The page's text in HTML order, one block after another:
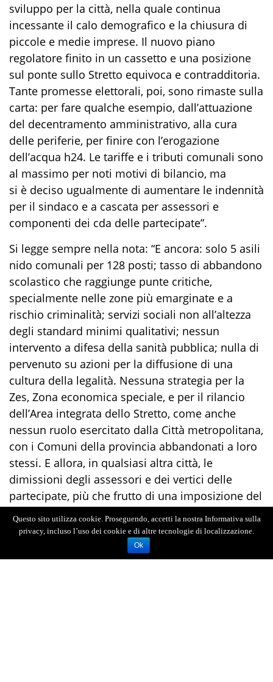
sviluppo per la città, nella quale continua
incessante il calo demografico e la chiusura di
piccole e medie imprese. Il nuovo piano
regolatore finito in un cassetto e una posizione
sul ponte sullo Stretto equivoca e contradditoria.
Tante promesse elettorali, poi, sono rimaste sulla
carta: per fare qualche esempio, dall’attuazione
del decentramento amministrativo, alla cura
delle periferie, per finire con l’erogazione
dell’acqua h24. Le tariffe e i tributi comunali sono
al massimo per noti motivi di bilancio, ma
si è deciso ugualmente di aumentare le indennità
per il sindaco e a cascata per assessori e
componenti dei cda delle partecipate”.
Si legge sempre nella nota: “E ancora: solo 5 asili
nido comunali per 128 posti; tasso di abbandono
scolastico che raggiunge punte critiche,
specialmente nelle zone più emarginate e a
rischio criminalità; servizi sociali non all’altezza
degli standard minimi qualitativi; nessun
intervento a difesa della sanità pubblica; nulla di
pervenuto su azioni per la diffusione di una
cultura della legalità. Nessuna strategia per la
Zes, Zona economica speciale, e per il rilancio
dell’Area integrata dello Stretto, come anche
nessun ruolo esercitato dalla Città metropolitana,
con i Comuni della provincia abbandonati a loro
stessi. E allora, in qualsiasi altra città, le
dimissioni degli assessori e dei vertici delle
partecipate, più che frutto di una imposizione del
capo assoluto, sarebbero un atto dovuto”.
Questo sito utilizza cookie. Proseguendo, accetti la nostra Informativa sulla
privacy, incluso l’uso dei cookie e di altre tecnologie di localizzazione.
Ok